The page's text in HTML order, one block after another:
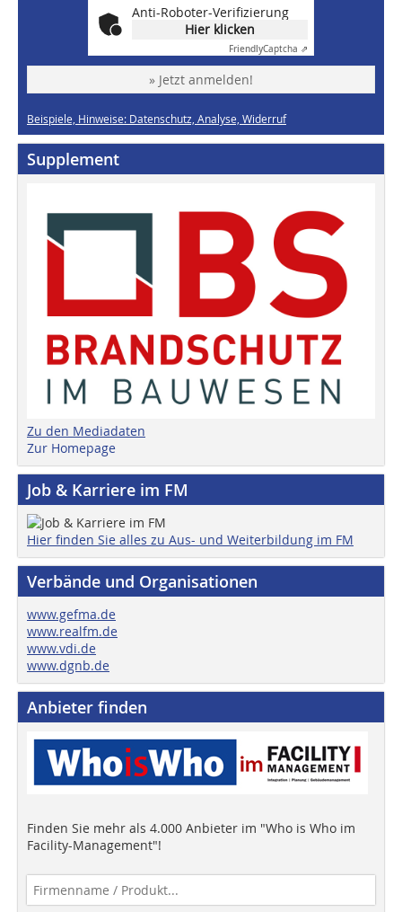
Anti-Roboter-Verifizierung
Hier klicken
FriendlyCaptcha ⇗
» Jetzt anmelden!
Beispiele, Hinweise: Datenschutz, Analyse, Widerruf
Supplement
Zu den Mediadaten
Zur Homepage
Job & Karriere im FM
Hier finden Sie alles zu Aus- und Weiterbildung im FM
Verbände und Organisationen
www.gefma.de
www.realfm.de
www.vdi.de
www.dgnb.de
Anbieter finden
Finden Sie mehr als 4.000 Anbieter im "Who is Who im
Facility-Management"!